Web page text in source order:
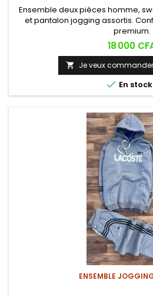
Ensemble deux pièces homme,
et pantalon jogging assortis.
premium.
Prix
18 000
 Je veux commander
 En stock
ENSEMBLE